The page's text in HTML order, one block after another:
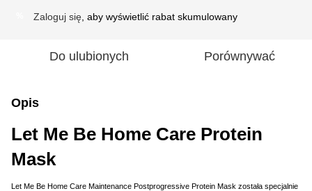
Zaloguj się , aby wyświetlić rabat skumulowany
Do ulubionych Porównywać
Opis
Let Me Be Home Care Protein
Mask
Let Me Be Home Care Maintenance Postprogressive Protein Mask została specjalnie